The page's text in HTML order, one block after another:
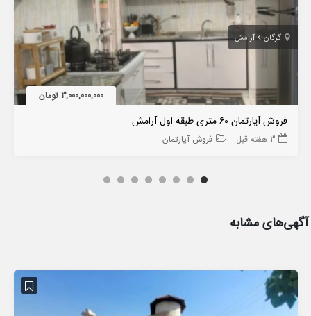
گرگان آرامش
3,000,000,000 تومان
فروش آپارتمان ۶۰ متری طبقه اول آرامش
3 هفته قبل فروش آپارتمان
آگهی‌های مشابه